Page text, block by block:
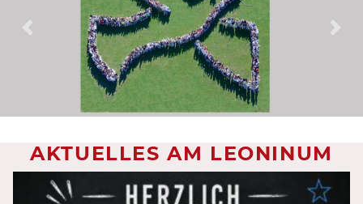
Previous
AKTUELLES AM LEONINUM